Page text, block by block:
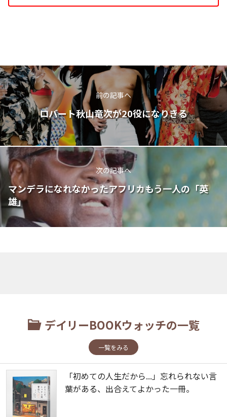
前の記事へ
ロバート秋山竜次が20役になりきる
次の記事へ
マンデラになれなかったアフリカもう一人の「英
雄」
デイリーBOOKウォッチの一覧
一覧をみる
「初めての人生だから...」忘れられない言
葉がある、出合えてよかった一冊。